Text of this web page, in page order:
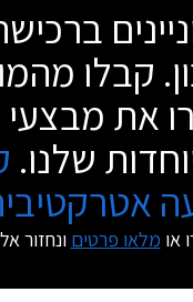
קבלו
את
שלנו.
או מלאו פרטים ונחזור